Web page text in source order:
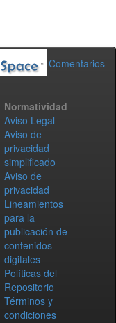
Comentarios
Normatividad
Aviso Legal
Aviso de
privacidad
simplificado
Aviso de
privacidad
Lineamientos
para la
publicación de
contenidos
digitales
Políticas del
Repositorio
Términos y
condiciones